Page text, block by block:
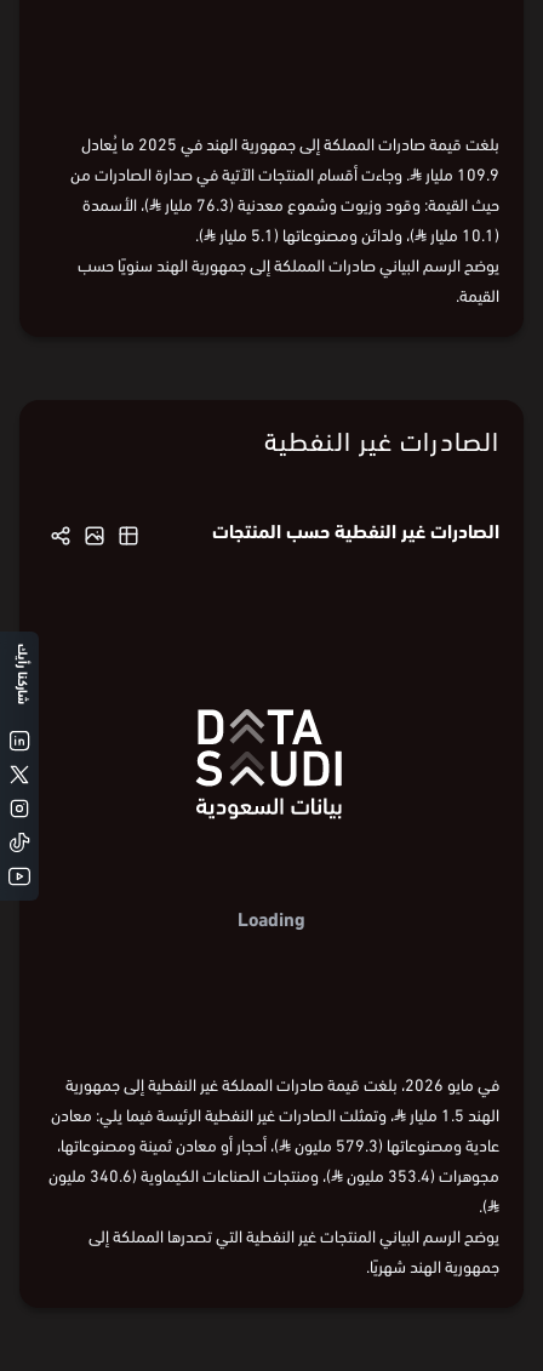
بلغت قيمة صادرات المملكة إلى جمهورية الهند في 2025 ما يُعادل
109.9 مليار
⃁. وجاءت أقسام المنتجات الآتية في صدارة الصادرات من
حيث القيمة: وقود وزيوت وشموع معدنية (76.3 مليار
⃁)، الأسمدة
(10.1 مليار
⃁)، ولدائن ومصنوعاتها (5.1 مليار ⃁
).
يوضح الرسم البياني صادرات المملكة إلى جمهورية الهند سنويًا حسب
القيمة.
الصادرات غير النفطية
الصادرات غير النفطية حسب المنتجات
Loading
في مايو 2026، بلغت قيمة صادرات المملكة غير النفطية إلى جمهورية
الهند 1.5 مليار
⃁، وتمثلت الصادرات غير النفطية الرئيسة فيما يلي: معادن
عادية ومصنوعاتها (579.3 مليون
⃁)، أحجار أو معادن ثمينة ومصنوعاتها،
مجوهرات (353.4 مليون
⃁)، ومنتجات الصناعات الكيماوية (340.6 مليون
⃁
).
يوضح الرسم البياني المنتجات غير النفطية التي تصدرها المملكة إلى
جمهورية الهند شهريًا.
شاركنا رأيك